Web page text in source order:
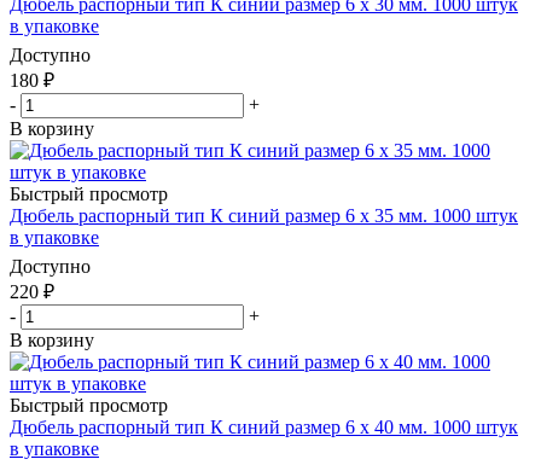
в упаковке
Доступно
180 ₽
-
+
В корзину
Быстрый просмотр
Дюбель распорный тип К синий размер 6 х 35 мм. 1000 штук
в упаковке
Доступно
220 ₽
-
+
В корзину
Быстрый просмотр
Дюбель распорный тип К синий размер 6 х 40 мм. 1000 штук
в упаковке